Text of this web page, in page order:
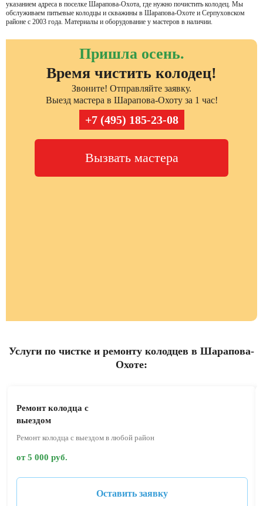
указанием адреса в поселке Шарапова-Охота, где нужно почистить колодец. Мы
обслуживаем питьевые колодцы и скважины в Шарапова-Охоте и Серпуховском
районе с 2003 года. Материалы и оборудование у мастеров в наличии.
Пришла осень.
Время чистить колодец!
Звоните! Отправляйте заявку.
Выезд мастера в Шарапова-Охоту за 1 час!
+7 (495) 185-23-08
Вызвать мастера
Услуги по чистке и ремонту колодцев в Шарапова-
Охоте:
Ремонт колодца с
выездом
Ремонт колодца с выездом в любой район
от 5 000 руб.
Оставить заявку